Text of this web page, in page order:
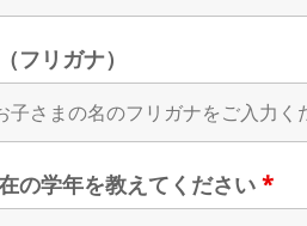
フリガナ）
の学年を教えてください*